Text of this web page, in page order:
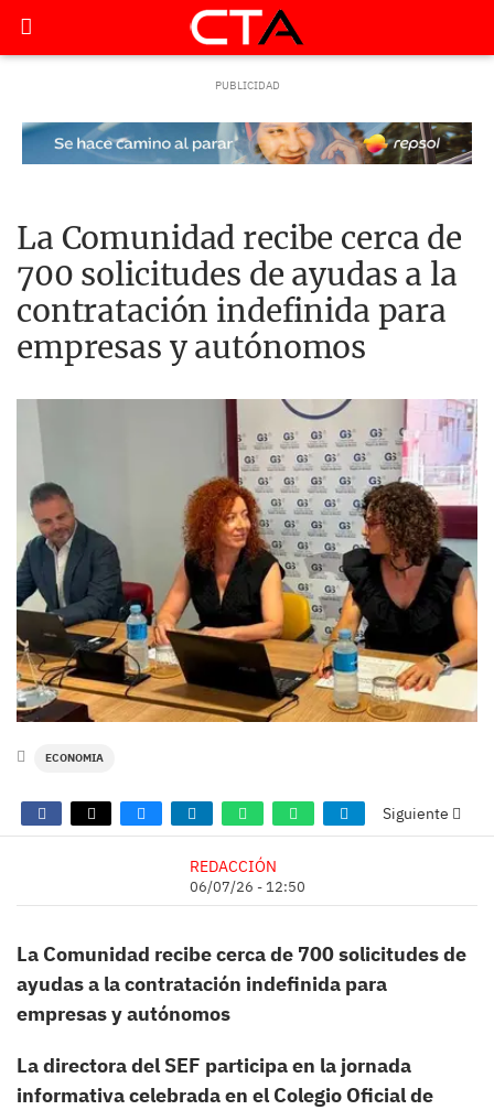
La Comunidad recibe cerca de
700 solicitudes de ayudas a la
contratación indefinida para
empresas y autónomos
ECONOMIA
Siguiente
REDACCIÓN
06/07/26 - 12:50
La Comunidad recibe cerca de 700 solicitudes de
ayudas a la contratación indefinida para
empresas y autónomos
La directora del SEF participa en la jornada
informativa celebrada en el Colegio Oficial de